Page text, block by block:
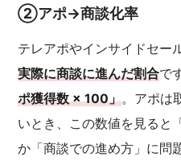
②アポ→商談化率
テレアポやインサイドセー
実際に商談に進んだ割合で
ポ獲得数 × 100」。アポは
いとき、この数値を見ると
か「商談での進め方」に問